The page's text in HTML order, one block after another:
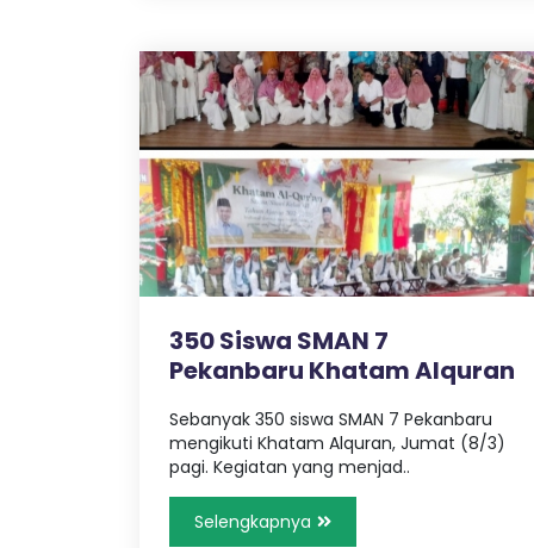
u
n
g
350 Siswa SMAN 7
Pekanbaru Khatam Alquran
Sebanyak 350 siswa SMAN 7 Pekanbaru
mengikuti Khatam Alquran, Jumat (8/3)
pagi. Kegiatan yang menjad..
Selengkapnya